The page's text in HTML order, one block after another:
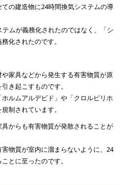
の建造物に24時間換気システムの導
ムが義務化されたのではなく、「シ
化されたのです。
家具などから発生する有害物質が原
き起こすものです。
ルムアルデビド」や「クロルピリホ
制されています。
からも有害物質が発散されることが
物質が室内に溜まらないように、24
とに至ったのです。